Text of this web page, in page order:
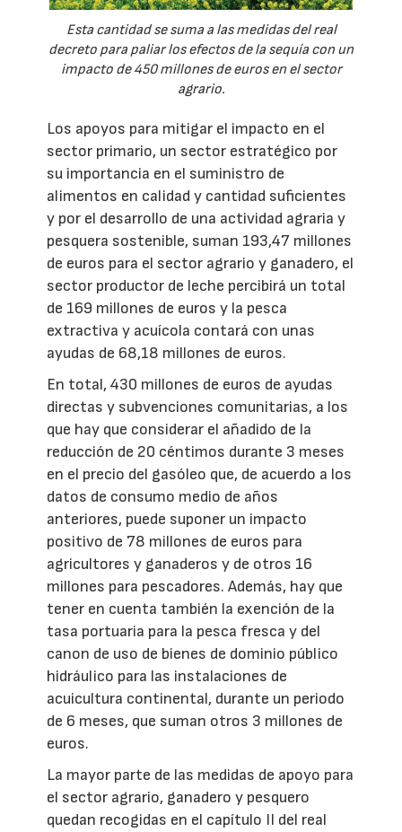
Esta cantidad se suma a las medidas del real
decreto para paliar los efectos de la sequía con un
impacto de 450 millones de euros en el sector
agrario.
Los apoyos para mitigar el impacto en el
sector primario, un sector estratégico por
su importancia en el suministro de
alimentos en calidad y cantidad suficientes
y por el desarrollo de una actividad agraria y
pesquera sostenible, suman 193,47 millones
de euros para el sector agrario y ganadero, el
sector productor de leche percibirá un total
de 169 millones de euros y la pesca
extractiva y acuícola contará con unas
ayudas de 68,18 millones de euros.
En total, 430 millones de euros de ayudas
directas y subvenciones comunitarias, a los
que hay que considerar el añadido de la
reducción de 20 céntimos durante 3 meses
en el precio del gasóleo que, de acuerdo a los
datos de consumo medio de años
anteriores, puede suponer un impacto
positivo de 78 millones de euros para
agricultores y ganaderos y de otros 16
millones para pescadores. Además, hay que
tener en cuenta también la exención de la
tasa portuaria para la pesca fresca y del
canon de uso de bienes de dominio público
hidráulico para las instalaciones de
acuicultura continental, durante un periodo
de 6 meses, que suman otros 3 millones de
euros.
La mayor parte de las medidas de apoyo para
el sector agrario, ganadero y pesquero
quedan recogidas en el capítulo II del real